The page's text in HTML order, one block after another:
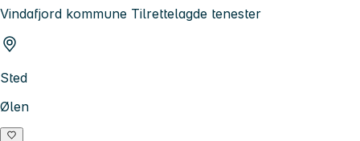
Vindafjord kommune Tilrettelagde tenester
Sted
Ølen